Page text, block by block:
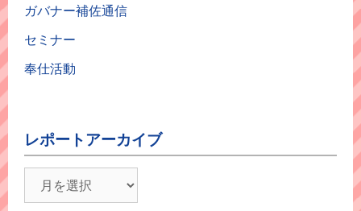
ガバナー補佐通信
セミナー
奉仕活動
レポートアーカイブ
ポ